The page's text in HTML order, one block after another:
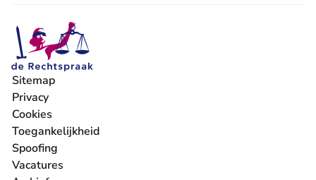
Sitemap
Privacy
Cookies
Toegankelijkheid
Spoofing
Vacatures
- U verlaat Rechtspraak.nl